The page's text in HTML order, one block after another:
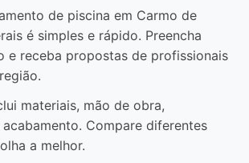
de piscina em Carmo de
é simples e rápido. Preencha
e receba propostas de profissionais
materiais, mão de obra,
Compare diferentes
a melhor.